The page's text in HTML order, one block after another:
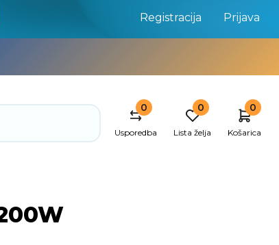
Registracija Prijava
0
Usporedba
0
Lista želja
0
Košarica